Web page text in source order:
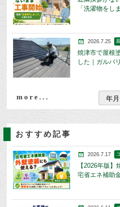
「洗濯物をし
2026.7.25
焼津市で屋根
した｜ガルバ
more...
おすすめ記事
2026.7.17
【2026年版
宅省エネ補助